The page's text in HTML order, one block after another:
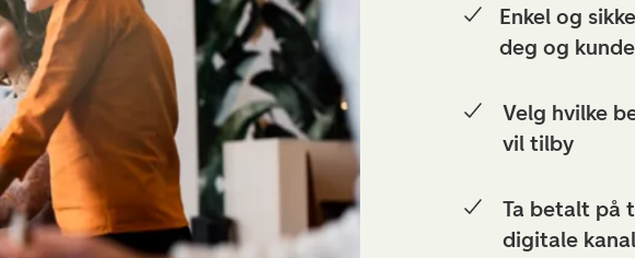
Enkel og
deg og
Velg hvilke
vil tilby
Ta betalt på
digitale